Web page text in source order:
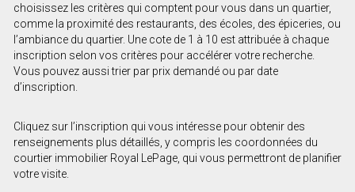
choisissez les critères qui comptent pour vous dans un quartier,
comme la proximité des restaurants, des écoles, des épiceries, ou
l’ambiance du quartier. Une cote de 1 à 10 est attribuée à chaque
inscription selon vos critères pour accélérer votre recherche.
Vous pouvez aussi trier par prix demandé ou par date
d’inscription.
Cliquez sur l’inscription qui vous intéresse pour obtenir des
renseignements plus détaillés, y compris les coordonnées du
courtier immobilier Royal LePage, qui vous permettront de planifier
votre visite.